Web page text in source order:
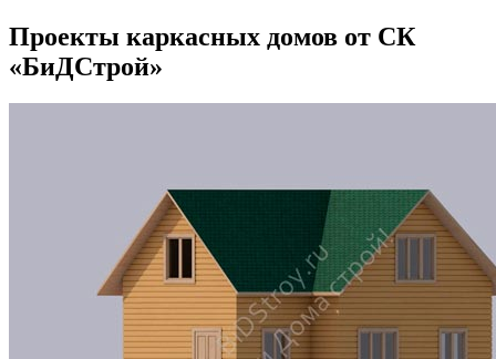
Проекты каркасных домов от СК
«БиДСтрой»